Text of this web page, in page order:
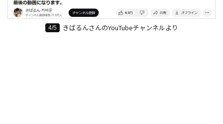
4/5 きばるんさんのYouTubeチャンネルより